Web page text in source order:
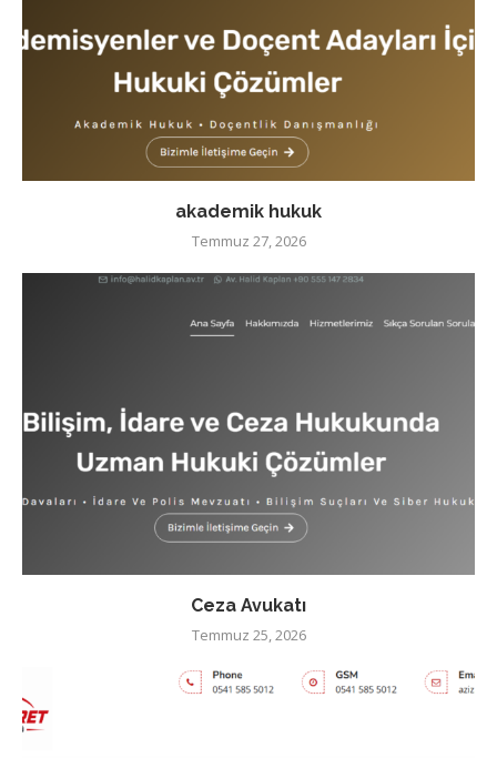
akademik hukuk
Temmuz 27, 2026
Ceza Avukatı
Temmuz 25, 2026